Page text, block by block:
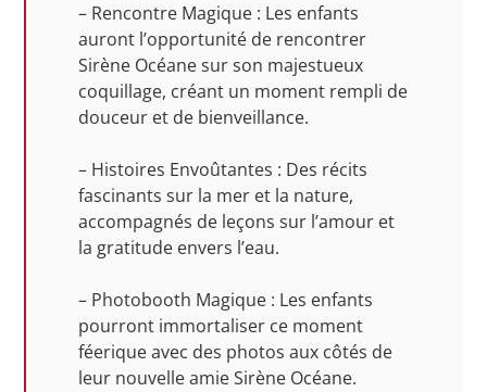
– Rencontre Magique : Les enfants
auront l’opportunité de rencontrer
Sirène Océane sur son majestueux
coquillage, créant un moment rempli de
douceur et de bienveillance.
– Histoires Envoûtantes : Des récits
fascinants sur la mer et la nature,
accompagnés de leçons sur l’amour et
la gratitude envers l’eau.
– Photobooth Magique : Les enfants
pourront immortaliser ce moment
féerique avec des photos aux côtés de
leur nouvelle amie Sirène Océane.